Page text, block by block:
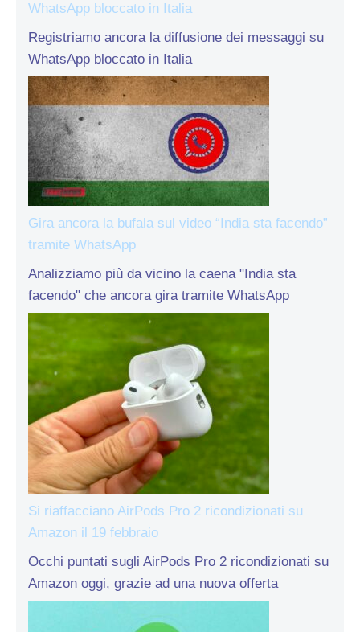
WhatsApp bloccato in Italia
Registriamo ancora la diffusione dei messaggi su
WhatsApp bloccato in Italia
Gira ancora la bufala sul video “India sta facendo”
tramite WhatsApp
Analizziamo più da vicino la caena "India sta
facendo" che ancora gira tramite WhatsApp
Si riaffacciano AirPods Pro 2 ricondizionati su
Amazon il 19 febbraio
Occhi puntati sugli AirPods Pro 2 ricondizionati su
Amazon oggi, grazie ad una nuova offerta